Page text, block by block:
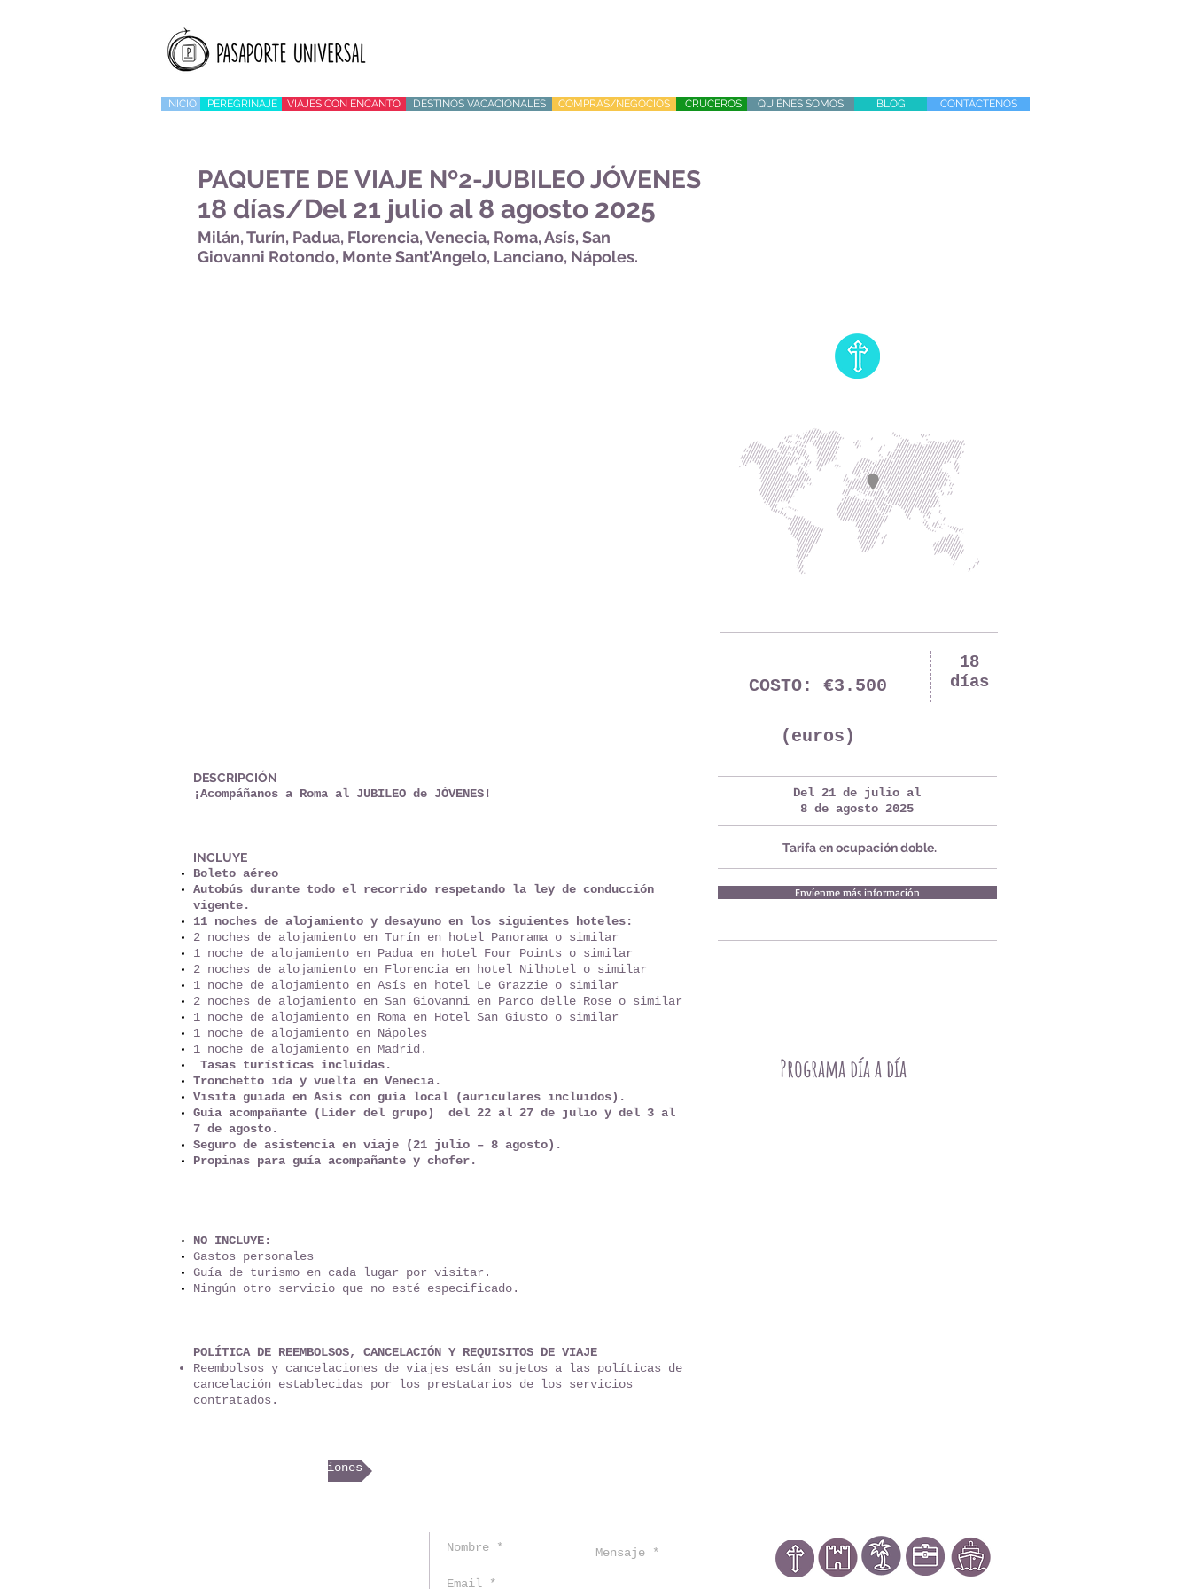
INICIO PEREGRINAJE VIAJES CON ENCANTO DESTINOS VACACIONALES COMPRAS/NEGOCIOS CRUCEROS QUIÉNES SOMOS BLOG CONTÁCTENOS
PAQUETE DE VIAJE Nº2-JUBILEO JÓVENES
18 días/Del 21 julio al 8 agosto 2025
Milán, Turín, Padua, Florencia, Venecia, Roma, Asís, San
Giovanni Rotondo, Monte Sant’Angelo, Lanciano, Nápoles.
DESCRIPCIÓN
¡Acompáñanos a Roma al JUBILEO de JÓVENES!
INCLUYE
Boleto aéreo
Autobús durante todo el recorrido respetando la ley de conducción
vigente.
11 noches de alojamiento y desayuno en los siguientes hoteles:
2 noches de alojamiento en Turín en hotel Panorama o similar
1 noche de alojamiento en Padua en hotel Four Points o similar
2 noches de alojamiento en Florencia en hotel Nilhotel o similar
1 noche de alojamiento en Asís en hotel Le Grazzie o similar
2 noches de alojamiento en San Giovanni en Parco delle Rose o similar
1 noche de alojamiento en Roma en Hotel San Giusto o similar
1 noche de alojamiento en Nápoles
1 noche de alojamiento en Madrid.
Tasas turísticas incluidas.
Tronchetto ida y vuelta en Venecia.
Visita guiada en Asís con guía local (auriculares incluidos).
Guía acompañante (Líder del grupo) del 22 al 27 de julio y del 3 al
7 de agosto.
Seguro de asistencia en viaje (21 julio – 8 agosto).
Propinas para guía acompañante y chofer.
NO INCLUYE:
Gastos personales
Guía de turismo en cada lugar por visitar.
Ningún otro servicio que no esté especificado.
POLÍTICA DE REEMBOLSOS, CANCELACIÓN Y REQUISITOS DE VIAJE
Reembolsos y cancelaciones de viajes están sujetos a las políticas de
cancelación establecidas por los prestatarios de los servicios
contratados.
Términos y condiciones
COSTO: €3.500
(euros)
18
días
Del 21 de julio al
8 de agosto 2025
Tarifa en ocupación doble.
Envíenme más información
Programa día a día